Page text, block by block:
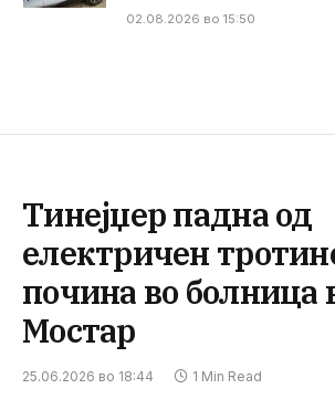
02.08.2026 во 15:50
Тинејџер падна од
електричен
почина во болница
Мостар
25.06.2026 во 18:44 1 Min Read